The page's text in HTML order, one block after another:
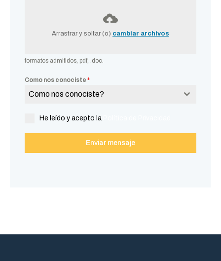
Arrastrar y soltar (o) cambiar archivos
formatos admitidos, pdf, .doc.
Como nos conociste *
Como nos conociste?
He leído y acepto la
Enviar mensaje